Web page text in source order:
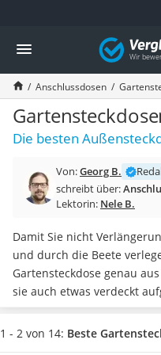
Die beliebtesten Vergleiche
Baumarkt
Tresor feuerfest
Makita-Akku-Rasenmäher
Kappsäge
Smartes Türschloss
Akku-Rasentrimmer
Feuchtigkeitsmessgerät
Split-Klimaanlage 2
Pelletofen
Tiefbrunnenpumpe
Fliesenschneider
Hochdruckreiniger
Doppelschleifer
Überwachungskamera
Benzinrasenmäher mit
Vergleich
Anschlussdosen
Die besten
Von:Georg B.
schreibt über:
Lektorin: Nele B.
Damit Sie nicht
und durch die Beete
Gartensteckdose genau
sie auch etwas verdeckt
dementsprechend
Erdspieß, Säule oder
1 - 2 von 14: Beste